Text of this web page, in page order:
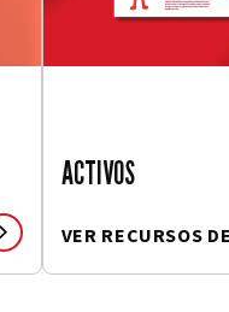
ACTIVOS
VER RECURSOS